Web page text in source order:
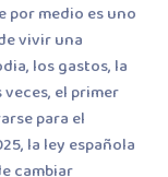
por medio es uno
vivir una
los gastos, la
el primer
para el
la ley española